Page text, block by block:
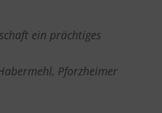
ein prächtiges
Pforzheimer